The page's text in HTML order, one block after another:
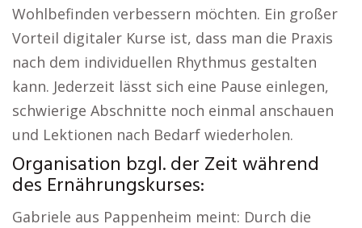
Wohlbefinden verbessern möchten. Ein großer
Vorteil digitaler Kurse ist, dass man die Praxis
nach dem individuellen Rhythmus gestalten
kann. Jederzeit lässt sich eine Pause einlegen,
schwierige Abschnitte noch einmal anschauen
und Lektionen nach Bedarf wiederholen.
Organisation bzgl. der Zeit während
des Ernährungskurses:
Gabriele aus Pappenheim meint: Durch die